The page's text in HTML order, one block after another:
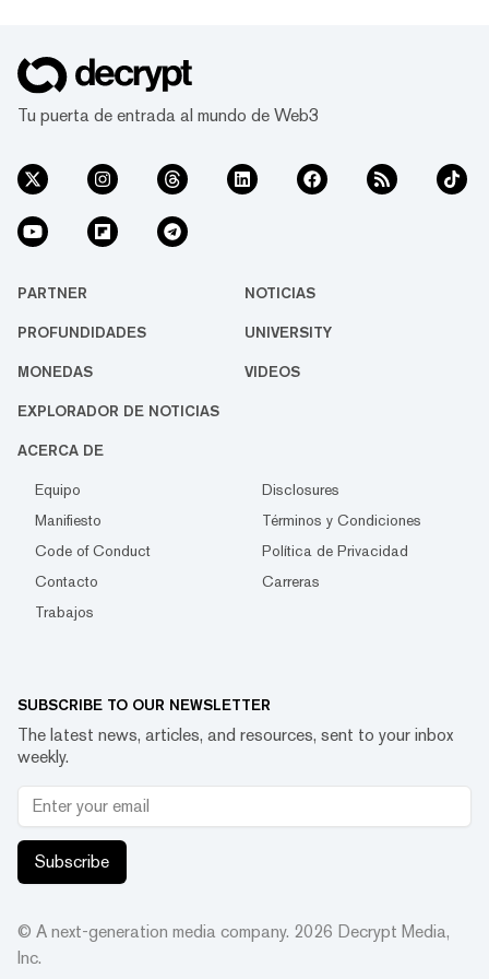
Tu puerta de entrada al mundo de Web3
PARTNER NOTICIAS
PROFUNDIDADES UNIVERSITY
MONEDAS VIDEOS
EXPLORADOR DE NOTICIAS
ACERCA DE
Equipo
Disclosures
Manifiesto
Términos y Condiciones
Code of Conduct
Política de Privacidad
Contacto
Carreras
Trabajos
SUBSCRIBE TO OUR NEWSLETTER
The latest news, articles, and resources, sent to your inbox
weekly.
Subscribe
© A next-generation media company. 2026 Decrypt Media,
Inc.